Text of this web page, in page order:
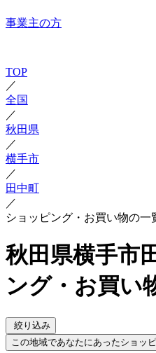
事業主の方
TOP
／
全国
／
秋田県
／
横手市
／
田中町
／
ショッピング・お買い物の一
秋田県横手市
ング・お買い
絞り込み
この地域であなたにあったショッ